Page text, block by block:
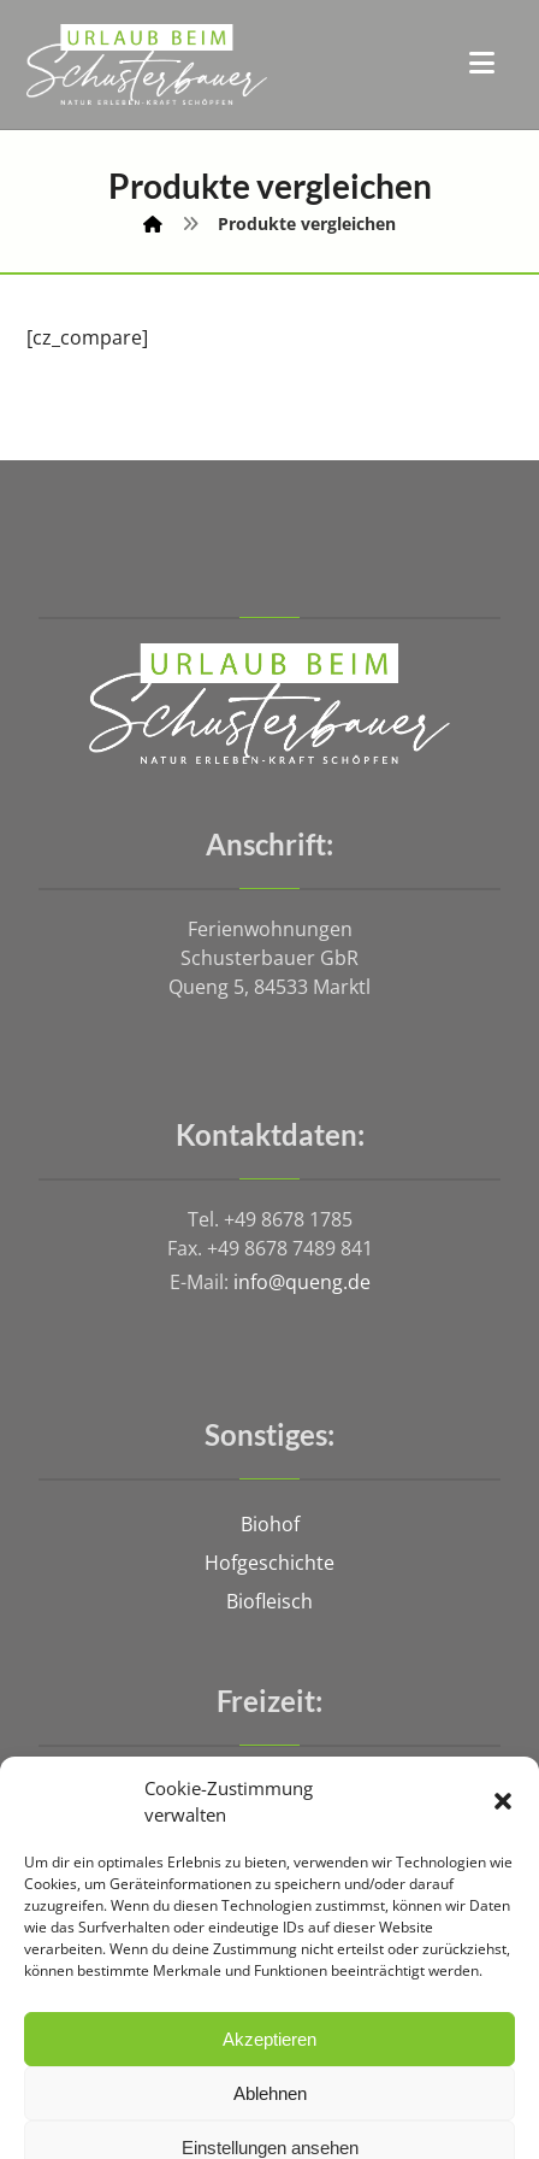
Cookie-Zustimmung
verwalten
Um dir ein optimales Erlebnis zu bieten, verwenden wir Technologien wie
Cookies, um Geräteinformationen zu speichern und/oder darauf
zuzugreifen. Wenn du diesen Technologien zustimmst, können wir Daten
wie das Surfverhalten oder eindeutige IDs auf dieser Website
verarbeiten. Wenn du deine Zustimmung nicht erteilst oder zurückziehst,
können bestimmte Merkmale und Funktionen beeinträchtigt werden.
Akzeptieren
Ablehnen
Einstellungen ansehen
Produkte vergleichen
Produkte vergleichen
[cz_compare]
Anschrift:
Ferienwohnungen
Schusterbauer GbR
Queng 5, 84533 Marktl
Kontaktdaten:
Tel. +49 8678 1785
Fax. +49 8678 7489 841
E-Mail: info@queng.de
Sonstiges:
Biohof
Hofgeschichte
Biofleisch
Freizeit:
Ausflugsziele
Radtouren
Wanderungen
Copyright © 2026 Schusterbauer GbR | Screendesign:
HAINDL konzept & design.